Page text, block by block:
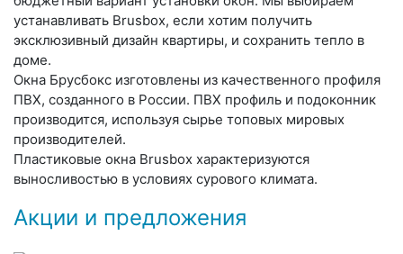
устанавливать Brusbox, если хотим получить
эксклюзивный дизайн квартиры, и сохранить тепло в
доме.
Окна Брусбокс изготовлены из качественного профиля
ПВХ, созданного в России. ПВХ профиль и подоконник
производится, используя сырье топовых мировых
производителей.
Пластиковые окна Brusbox характеризуются
выносливостью в условиях сурового климата.
Акции и предложения